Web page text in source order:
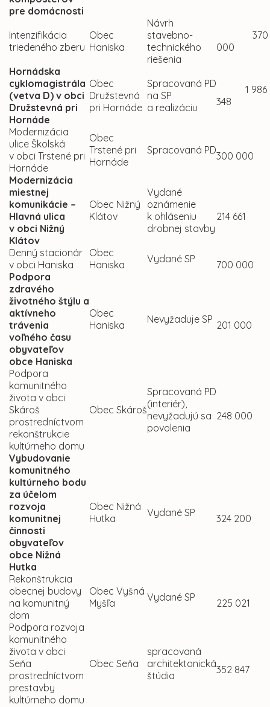
pre domácnosti
Intenzifikácia
triedeného zberu
Obec
Haniska
Návrh
stavebno-
technického
riešenia
370
000
Hornádska
cyklomagistrála
(vetva D) v obci
Družstevná pri
Hornáde
Obec
Družstevná
pri Hornáde
Spracovaná PD
na SP
a realizáciu
1 986
348
Modernizácia
ulice Školská
v obci Trstené pri
Hornáde
Obec
Trstené pri
Hornáde
Spracovaná PD300 000
Modernizácia
miestnej
komunikácie –
Hlavná ulica
v obci Nižný
Klátov
Obec Nižný
Klátov
Vydané
oznámenie
k ohláseniu
drobnej stavby
214 661
Denný stacionár
v obci Haniska
Obec
Haniska
Vydané SP
700 000
Podpora
zdravého
životného štýlu a
aktívneho
trávenia
voľného času
obyvateľov
obce Haniska
Obec
Haniska
Nevyžaduje SP 201 000
Podpora
komunitného
života v obci
Skároš
prostredníctvom
rekonštrukcie
kultúrneho domu
Obec Skároš
Spracovaná PD
(interiér),
nevyžadujú sa
povolenia
248 000
Vybudovanie
komunitného
kultúrneho bodu
za účelom
rozvoja
komunitnej
činnosti
obyvateľov
obce Nižná
Hutka
Obec Nižná
Hutka
Vydané SP 324 200
Rekonštrukcia
obecnej budovy
na komunitný
dom
Obec Vyšná
Myšľa
Vydané SP
225 021
Podpora rozvoja
komunitného
života v obci
Seňa
prostredníctvom
prestavby
kultúrneho domu
Obec Seňa
spracovaná
architektonická
štúdia
352 847